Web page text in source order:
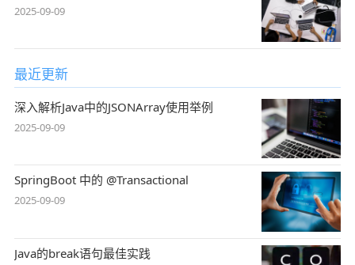
2025-09-09
最近更新
深入解析Java中的JSONArray使用举例
2025-09-09
SpringBoot 中的 @Transactional
2025-09-09
Java的break语句最佳实践